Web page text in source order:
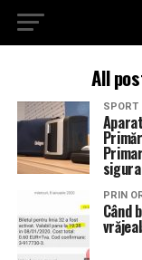
All
SPORT
PRIN
Când